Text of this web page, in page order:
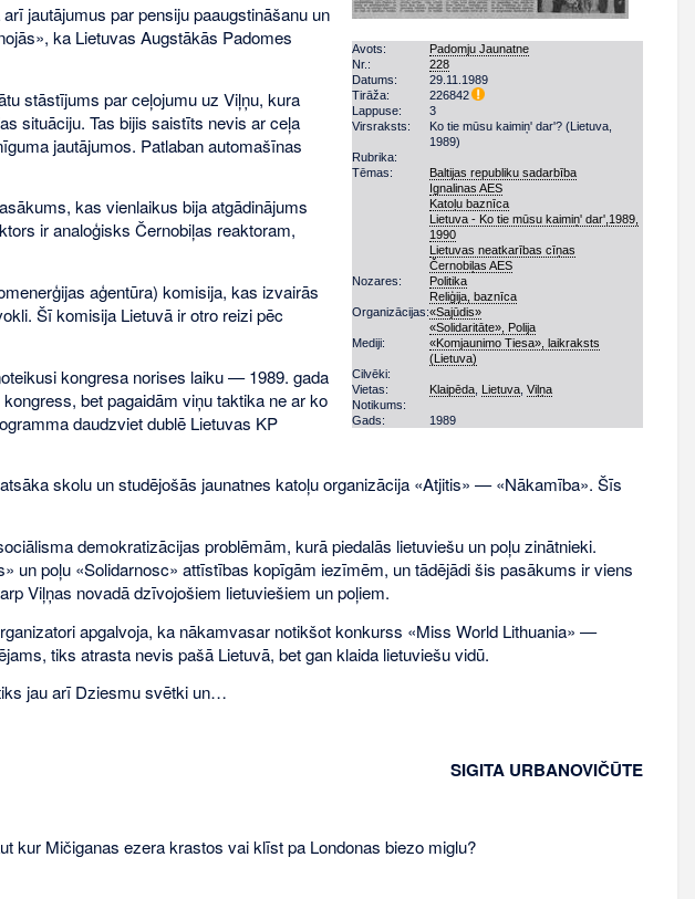
Avots:
Padomju Jaunatne
Nr.:
228
Datums:
29.11.1989
Tirāža:
226842
Lappuse:
3
Virsraksts:
Ko tie mūsu kaimiņ' dar'? (Lietuva,
1989)
Rubrika:
Tēmas:
Baltijas republiku sadarbība
Ignalinas AES
Katoļu baznīca
Lietuva - Ko tie mūsu kaimiņ' dar',1989,
1990
Lietuvas neatkarības cīņas
Černobiļas AES
Nozares:
Politika
Reliģija, baznīca
Organizācijas:«Sajūdis»
«Solidaritāte», Polija
Mediji:
«Komjaunimo Tiesa», laikraksts
(Lietuva)
Cilvēki:
Vietas:
Klaipēda Lietuva ,Viļņa
Notikums:
Gads:
1989
jautājumus par pensiju paaugstināšanu un
ka Lietuvas Augstākās Padomes
stāstījums par ceļojumu uz Viļņu, kura
situāciju. Tas bijis saistīts nevis ar ceļa
jautājumos. Patlaban automašīnas
kas vienlaikus bija atgādinājums
ir analoģisks Černobiļas reaktoram,
aģentūra) komisija, kas izvairās
Šī komisija Lietuvā ir otro reizi pēc
kongresa norises laiku — 1989. gada
bet pagaidām viņu taktika ne ar ko
daudzviet dublē Lietuvas KP
skolu un studējošās jaunatnes katoļu organizācija «Atjitis» — «Nākamība». Šīs
demokratizācijas problēmām, kurā piedalās lietuviešu un poļu zinātnieki.
un poļu «Solidarnosc» attīstības kopīgām iezīmēm, un tādējādi šis pasākums ir viens
Viļņas novadā dzīvojošiem lietuviešiem un poļiem.
apgalvoja, ka nākamvasar notikšot konkurss «Miss World Lithuania» —
tiks atrasta nevis pašā Lietuvā, bet gan klaida lietuviešu vidū.
jau arī Dziesmu svētki un…
SIGITA URBANOVIČŪTE
kur Mičiganas ezera krastos vai klīst pa Londonas biezo miglu?